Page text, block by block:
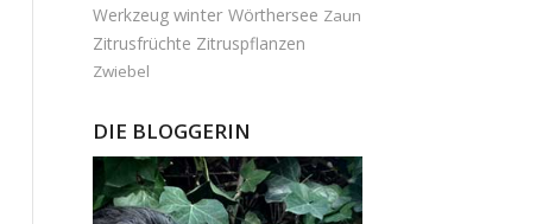
Werkzeug winter Wörthersee Zaun
Zitrusfrüchte Zitruspflanzen
Zwiebel
DIE BLOGGERIN